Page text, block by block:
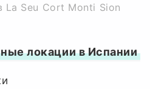
La Seu Cort Monti Sion
локации в Испании